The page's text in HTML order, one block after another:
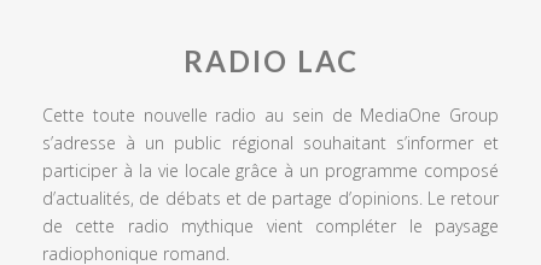
RADIO LAC
Cette toute nouvelle radio au sein de MediaOne Group
s’adresse à un public régional souhaitant s’informer et
participer à la vie locale grâce à un programme composé
d’actualités, de débats et de partage d’opinions. Le retour
de cette radio mythique vient compléter le paysage
radiophonique romand.